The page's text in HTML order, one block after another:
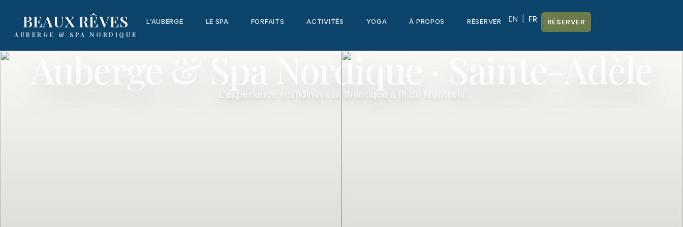
BEAUX RÊVES
AUBERGE & SPA NORDIQUE
L’AUBERGE LE SPA FORFAITS ACTIVITÉS YOGA À PROPOS RÉSERVER EN FR RÉSERVER
Auberge & Spa Nordique · Sainte-Adèle
L'expérience scandinave authentique à 1h de Montréal